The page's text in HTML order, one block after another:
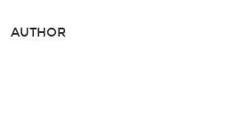
AUTHOR